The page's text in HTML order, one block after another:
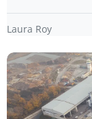
Laura Roy